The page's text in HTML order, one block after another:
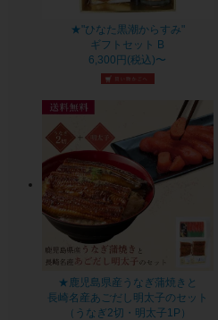
★"ひなた黒潮からすみ"
ギフトセット B
6,300円(税込)〜
★鹿児島県産うなぎ蒲焼きと
長崎名産あごだし明太子のセット
（うなぎ2切・明太子1P）